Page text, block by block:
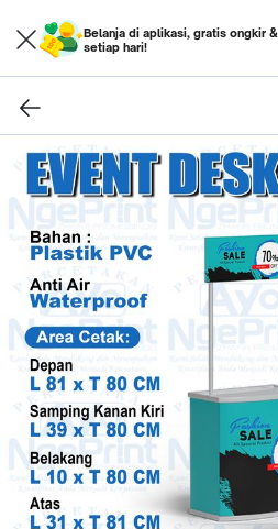
Belanja di aplikasi, gratis ongkir
setiap hari!